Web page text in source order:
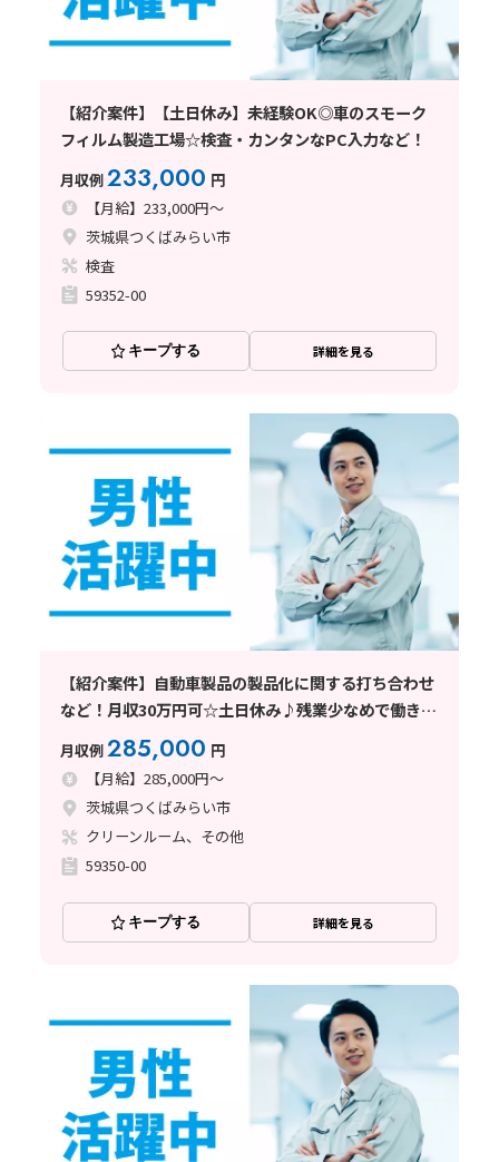
【紹介案件】【土日休み】未経験OK◎車のスモーク
フィルム製造工場☆検査・カンタンなPC入力など！
月収例233,000 円
【月給】233,000円～
茨城県つくばみらい市
検査
59352-00
キープする 詳細を見る
【紹介案件】自動車製品の製品化に関する打ち合わせ
など！月収30万円可☆土日休み♪残業少なめで働きや
月収例285,000 円
【月給】285,000円～
茨城県つくばみらい市
クリーンルーム、その他
59350-00
キープする 詳細を見る